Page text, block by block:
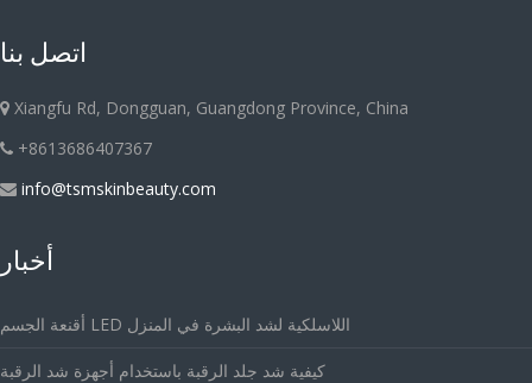
اتصل بنا
Xiangfu Rd, Dongguan, Guangdong Province, China
+8613686407367
info@tsmskinbeauty.com
أخبار
أقنعة الجسم LED اللاسلكية لشد البشرة في المنزل
كيفية شد جلد الرقبة باستخدام أجهزة شد الرقبة